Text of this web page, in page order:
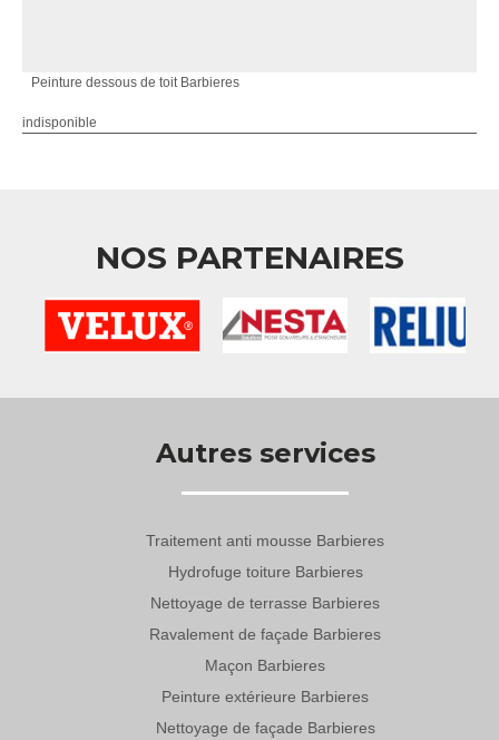
Peinture dessous de toit Barbieres
indisponible
NOS PARTENAIRES
Autres services
Traitement anti mousse Barbieres
Hydrofuge toiture Barbieres
Nettoyage de terrasse Barbieres
Ravalement de façade Barbieres
Maçon Barbieres
Peinture extérieure Barbieres
Nettoyage de façade Barbieres